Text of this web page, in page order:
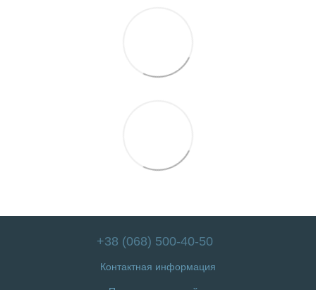
+38 (068) 500-40-50
Контактная информация